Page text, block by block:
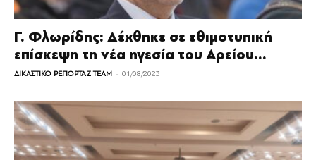
Γ. Φλωρίδης: Δέχθηκε σε εθιμοτυπική
επίσκεψη τη νέα ηγεσία του Αρείου...
ΔΙΚΑΣΤΙΚΟ ΡΕΠΟΡΤΑΖ TEAM - 01/08/2023